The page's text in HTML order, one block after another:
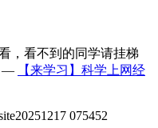
，看不到的同学请挂梯
—
【来学习】科学上网经